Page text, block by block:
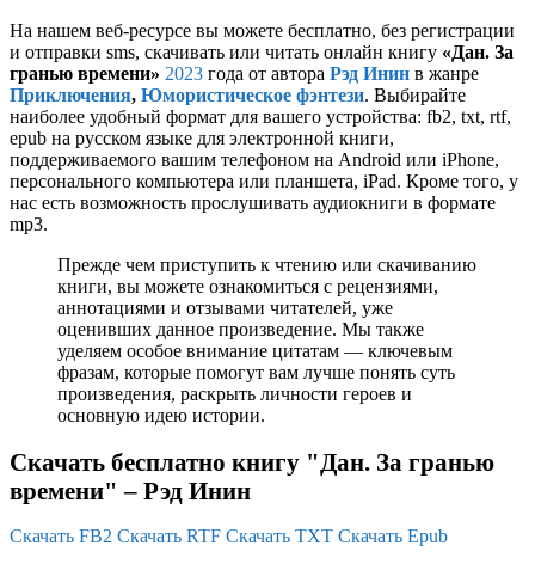
На нашем веб-ресурсе вы можете бесплатно, без регистрации
и отправки sms, скачивать или читать онлайн книгу «Дан. За
гранью времени» 2023 года от автора Рэд Инин в жанре
Приключения, Юмористическое фэнтези. Выбирайте
наиболее удобный формат для вашего устройства: fb2, txt, rtf,
epub на русском языке для электронной книги,
поддерживаемого вашим телефоном на Android или iPhone,
персонального компьютера или планшета, iPad. Кроме того, у
нас есть возможность прослушивать аудиокниги в формате
mp3.
Прежде чем приступить к чтению или скачиванию
книги, вы можете ознакомиться с рецензиями,
аннотациями и отзывами читателей, уже
оценивших данное произведение. Мы также
уделяем особое внимание цитатам — ключевым
фразам, которые помогут вам лучше понять суть
произведения, раскрыть личности героев и
основную идею истории.
Скачать бесплатно книгу "Дан. За гранью
времени" – Рэд Инин
Скачать FB2 Скачать RTF Скачать TXT Скачать Epub